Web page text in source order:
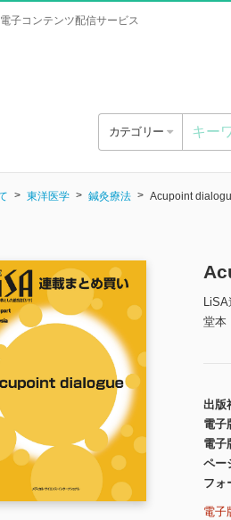
子コンテンツ配信サービス
カテゴリー
東洋医学 鍼灸療法 Acupoint
堂本
出版
電子
電子
ペー
フォ
電子